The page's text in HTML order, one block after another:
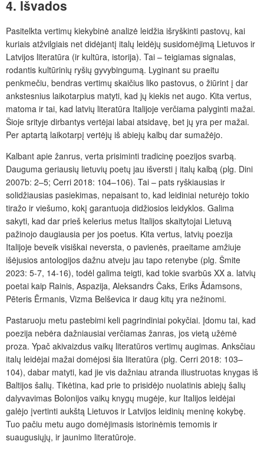
4. Išvados
Pasitelkta vertimų kiekybinė analizė leidžia išryškinti pastovų, kai
kuriais atžvilgiais net didėjantį italų leidėjų susidomėjimą Lietuvos ir
Latvijos literatūra (ir kultūra, istorija). Tai – teigiamas signalas,
rodantis kultūrinių ryšių gyvybingumą. Lyginant su praeitu
penkmečiu, bendras vertimų skaičius liko pastovus, o žiūrint į dar
ankstesnius laikotarpius matyti, kad jų kiekis net augo. Kita vertus,
matoma ir tai, kad latvių literatūra Italijoje verčiama palyginti mažai.
Šioje srityje dirbantys vertėjai labai atsidavę, bet jų yra per mažai.
Per aptartą laikotarpį vertėjų iš abiejų kalbų dar sumažėjo.
Kalbant apie žanrus, verta prisiminti tradicinę poezijos svarbą.
Dauguma geriausių lietuvių poetų jau išversti į italų kalbą (plg. Dini
2007b: 2–5; Cerri 2018: 104–106). Tai – pats ryškiausias ir
solidžiausias pasiekimas, nepaisant to, kad leidiniai neturėjo tokio
tiražo ir viešumo, kokį garantuoja didžiosios leidyklos. Galima
sakyti, kad dar prieš kelerius metus Italijos skaitytojai Lietuvą
pažinojo daugiausia per jos poetus. Kita vertus, latvių poezija
Italijoje beveik visiškai neversta, o pavienės, praeitame amžiuje
išėjusios antologijos dažnu atveju jau tapo retenybe (plg. Šmite
2023: 5-7, 14-16), todėl galima teigti, kad tokie svarbūs XX a. latvių
poetai kaip Rainis, Aspazija, Aleksandrs Čaks, Eriks Ādamsons,
Pēteris Ērmanis, Vizma Belševica ir daug kitų yra nežinomi.
Pastaruoju metu pastebimi keli pagrindiniai pokyčiai. Įdomu tai, kad
poezija nebėra dažniausiai verčiamas žanras, jos vietą užėmė
proza. Ypač akivaizdus vaikų literatūros vertimų augimas. Anksčiau
italų leidėjai mažai domėjosi šia literatūra (plg. Cerri 2018: 103–
104), dabar matyti, kad jie vis dažniau atranda iliustruotas knygas iš
Baltijos šalių. Tikėtina, kad prie to prisidėjo nuolatinis abiejų šalių
dalyvavimas Bolonijos vaikų knygų mugėje, kur Italijos leidėjai
galėjo įvertinti aukštą Lietuvos ir Latvijos leidinių meninę kokybę.
Tuo pačiu metu augo domėjimasis istorinėmis temomis ir
suaugusiųjų, ir jaunimo literatūroje.